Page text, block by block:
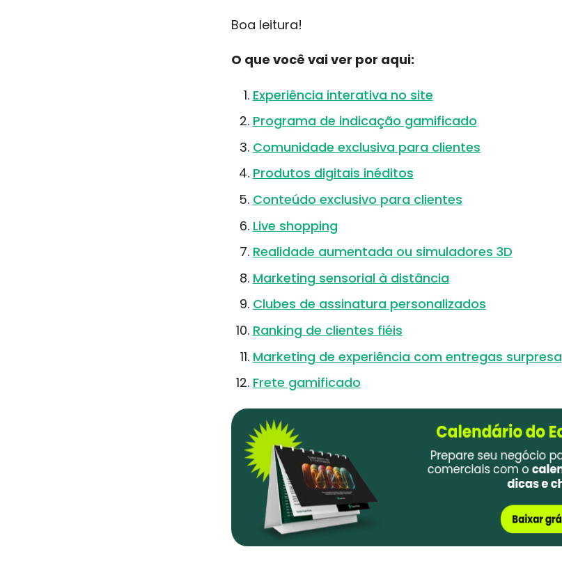
Boa leitura!
O que você vai ver por aqui:
Experiência interativa no site
Programa de indicação gamificado
Comunidade exclusiva para clientes
Produtos digitais inéditos
Conteúdo exclusivo para clientes
Live shopping
Realidade aumentada ou simuladores 3D
Marketing sensorial à distância
Clubes de assinatura personalizados
Ranking de clientes fiéis
Marketing de experiência com entregas surpresa
Frete gamificado